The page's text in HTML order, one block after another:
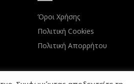
Όροι Χρήσης
Πολιτική Cookies
Πολιτική Απορρήτου